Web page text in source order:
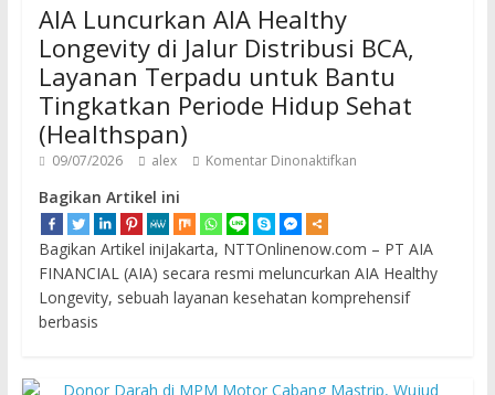
AIA Luncurkan AIA Healthy
Longevity di Jalur Distribusi BCA,
Layanan Terpadu untuk Bantu
Tingkatkan Periode Hidup Sehat
(Healthspan)
09/07/2026 alex Komentar Dinonaktifkan
Bagikan Artikel ini
Bagikan Artikel iniJakarta, NTTOnlinenow.com – PT AIA
FINANCIAL (AIA) secara resmi meluncurkan AIA Healthy
Longevity, sebuah layanan kesehatan komprehensif
berbasis